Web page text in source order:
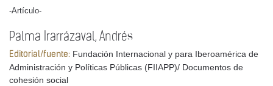
-Artículo-
Palma Irarrázaval, Andrés
Editorial/fuente: Fundación Internacional y para Iberoamérica de
Administración y Políticas Públicas (FIIAPP)/ Documentos de
cohesión social